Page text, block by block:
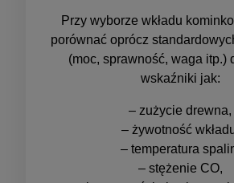
Przy wyborze wkładu
porównać oprócz
(moc, sprawność, waga itp.)
wskaźniki jak:
– zużycie drewna,
– żywotność
– temperatura
– stężenie CO,